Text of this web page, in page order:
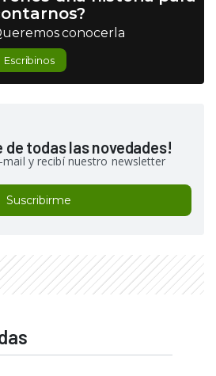
conocerla
Escribinos
de todas las novedades!
mail y recibí nuestro newsletter
Suscribirme